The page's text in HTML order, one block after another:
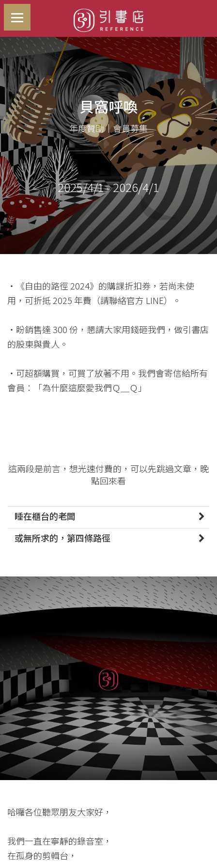
貝窩呼喚
年度贊助｜會員募集
2025/4/1 - 2026/4/1
・《自由的路徑 2024》的購課折扣券，若尚未使
用，可折抵 2025 年費（請聯絡官方 LINE）。
・盼銷售達 300 份，懇請大家用錢砸我們，做引書店
的股東與貴人。
・可超額購買，可買了放著不用。我們會寄信給所有
會員：「為什麼這麼愛我們Ｑ＿Ｑ」
這兩段是前言，想光速付費的，可以先跳過文章，晚
點回來看
睡在櫃台的老闆
或無所求的，第四條路徑
哈囉各位聽眾朋友大家好，
我們一直在寧靜的錄音室，
在孤身的剪輯台，